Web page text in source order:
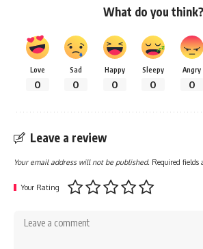
What do you think?
Love
0
Sad
0
Happy
0
Sleepy
0
Angry
0
Leave a review
Your email address will not be published. Required fields
Your Rating